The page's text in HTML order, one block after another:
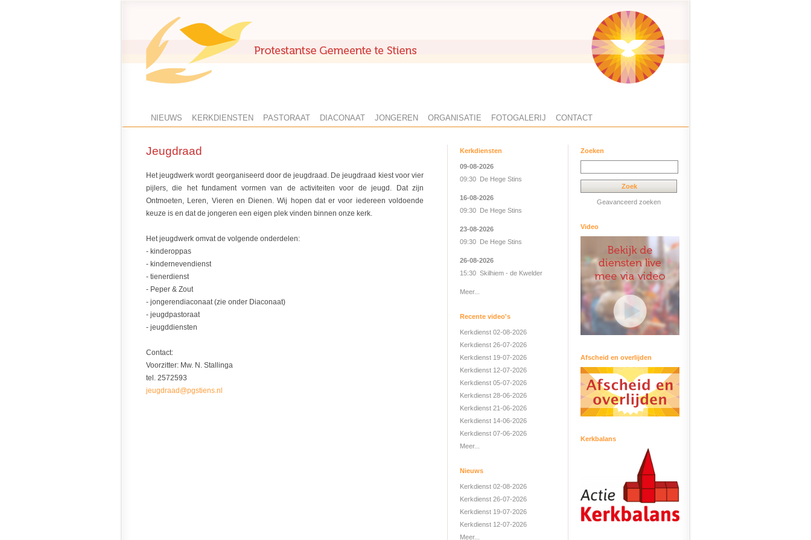
NIEUWS KERKDIENSTEN PASTORAAT DIACONAAT JONGEREN ORGANISATIE FOTOGALERIJ CONTACT
Jeugdraad
Het jeugdwerk wordt georganiseerd door de jeugdraad. De jeugdraad kiest voor vier
pijlers, die het fundament vormen van de activiteiten voor de jeugd. Dat zijn
Ontmoeten, Leren, Vieren en Dienen. Wij hopen dat er voor iedereen voldoende
keuze is en dat de jongeren een eigen plek vinden binnen onze kerk.
Het jeugdwerk omvat de volgende onderdelen:
- kinderoppas
- kindernevendienst
- tienerdienst
- Peper & Zout
- jongerendiaconaat (zie onder Diaconaat)
- jeugdpastoraat
- jeugddiensten
Contact:
Voorzitter: Mw. N. Stallinga
tel. 2572593
jeugdraad@pgstiens.nl
Kerkdiensten
09-08-2026
09:30 De Hege Stins
16-08-2026
09:30 De Hege Stins
23-08-2026
09:30 De Hege Stins
26-08-2026
15:30 Skilhiem - de Kwelder
Meer...
Recente video's
Kerkdienst 02-08-2026
Kerkdienst 26-07-2026
Kerkdienst 19-07-2026
Kerkdienst 12-07-2026
Kerkdienst 05-07-2026
Kerkdienst 28-06-2026
Kerkdienst 21-06-2026
Kerkdienst 14-06-2026
Kerkdienst 07-06-2026
Meer...
Nieuws
Kerkdienst 02-08-2026
Kerkdienst 26-07-2026
Kerkdienst 19-07-2026
Kerkdienst 12-07-2026
Meer...
Zoeken
Geavanceerd zoeken
Video
Afscheid en overlijden
Kerkbalans